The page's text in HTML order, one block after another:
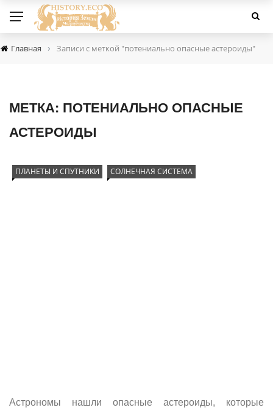
Главная › Записи с меткой "потениально опасные астероиды"
МЕТКА: ПОТЕНИАЛЬНО ОПАСНЫЕ
АСТЕРОИДЫ
ПЛАНЕТЫ И СПУТНИКИ СОЛНЕЧНАЯ СИСТЕМА
Астрономы нашли опасные астероиды, которые